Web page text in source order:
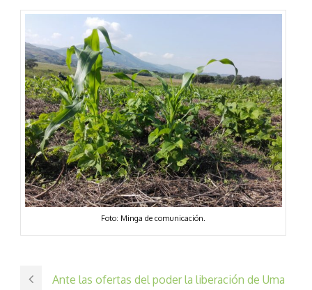
Foto: Minga de comunicación.
Ante las ofertas del poder la liberación de Uma